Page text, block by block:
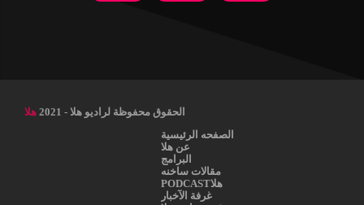
الحقوق محفوظة لراديو هلا - 2021
هلا
الصفحه الرئيسية
عن هلا
البرامج
مقالات ساخنه
هلاPODCAST
غرفة الآخبار